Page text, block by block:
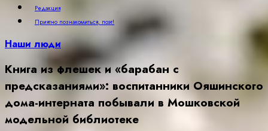
Редакция
Приятно познакомиться, поэт!
Наши люди
Книга из флешек и «барабан с
предсказаниями»: воспитанники Ояшинского
дома-интерната побывали в Мошковской
модельной библиотеке